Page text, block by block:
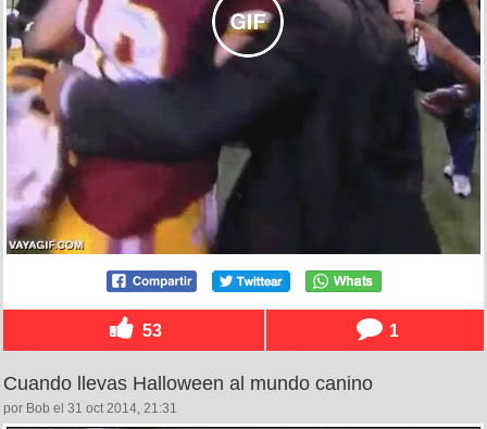
53 1
Cuando llevas Halloween al mundo canino
por Bob el 31 oct 2014, 21:31